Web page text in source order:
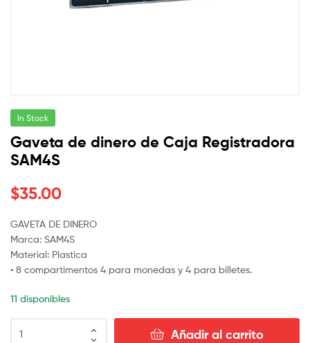
In Stock
Gaveta de dinero de Caja Registradora
SAM4S
$35.00
GAVETA DE DINERO
Marca: SAM4S
Material: Plastica
• 8 compartimentos 4 para monedas y 4 para billetes.
11 disponibles
Añadir al carrito